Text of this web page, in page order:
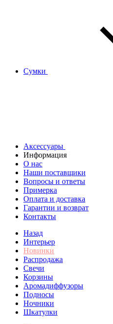
Сумки
Аксессуары
Информация
О нас
Наши поставщики
Вопросы и ответы
Примерка
Оплата и доставка
Гарантии и возврат
Контакты
Назад
Интерьер
Новинки
Распродажа
Свечи
Корзины
Аромадиффузоры
Подносы
Ночники
Шкатулки